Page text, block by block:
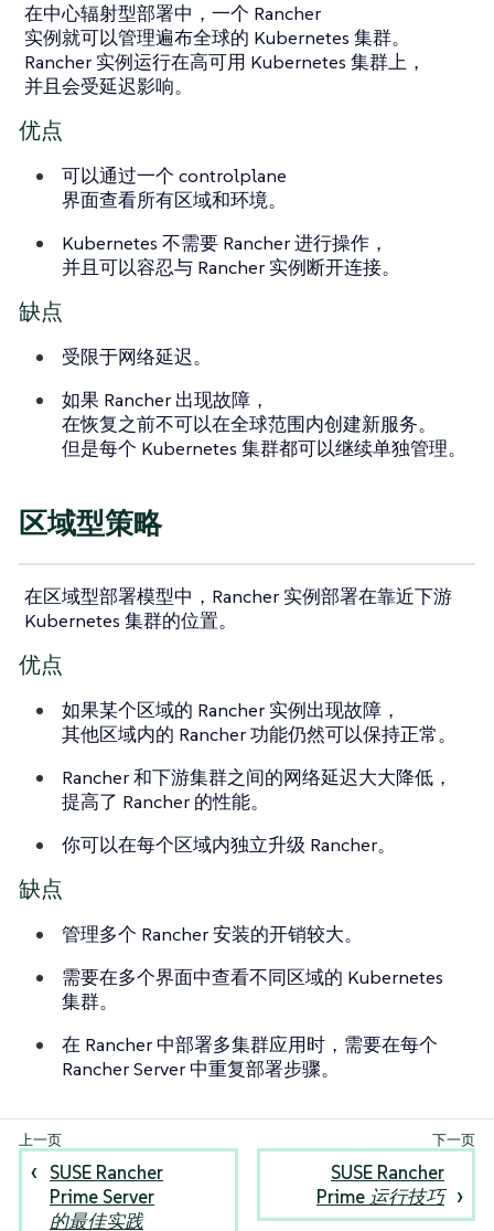
在中心辐射型部署中，一个 Rancher
实例就可以管理遍布全球的 Kubernetes 集群。
Rancher 实例运行在高可用 Kubernetes 集群上，
并且会受延迟影响。
优点
可以通过一个 controlplane
界面查看所有区域和环境。
Kubernetes 不需要 Rancher 进行操作，
并且可以容忍与 Rancher 实例断开连接。
缺点
受限于网络延迟。
如果 Rancher 出现故障，
在恢复之前不可以在全球范围内创建新服务。
但是每个 Kubernetes 集群都可以继续单独管理。
区域型策略
在区域型部署模型中，Rancher 实例部署在靠近下游
Kubernetes 集群的位置。
优点
如果某个区域的 Rancher 实例出现故障，
其他区域内的 Rancher 功能仍然可以保持正常。
Rancher 和下游集群之间的网络延迟大大降低，
提高了 Rancher 的性能。
你可以在每个区域内独立升级 Rancher。
缺点
管理多个 Rancher 安装的开销较大。
需要在多个界面中查看不同区域的 Kubernetes
集群。
在 Rancher 中部署多集群应用时，需要在每个
Rancher Server 中重复部署步骤。
SUSE Rancher
Prime Server
的最佳实践
SUSE Rancher
Prime 运行技巧